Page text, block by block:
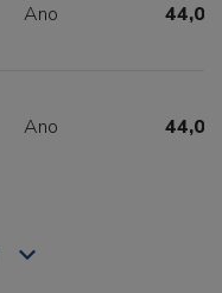
Ano 44,00
Ano 44,00